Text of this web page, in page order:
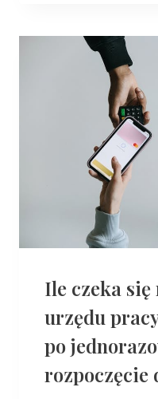
Ile czeka się
urzędu
po
rozpoczęcie